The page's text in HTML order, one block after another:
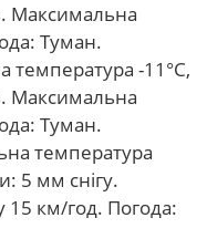
Максимальна
Туман.
температура -11°C,
Максимальна
Туман.
температура
5 мм снігу.
15 км/год. Погода: